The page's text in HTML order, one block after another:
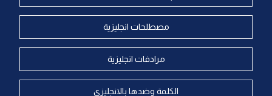
مصطلحات انجليزية
مرادفات انجليزية
الكلمة وضدها بالانجليزي